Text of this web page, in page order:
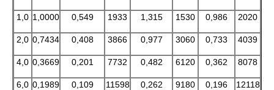
1,0 1,0000 0,549 1933 1,315 1530 0,986 2020
2,0 0,7434 0,408 3866 0,977 3060 0,733 4039
4,0 0,3669 0,201 7732 0,482 6120 0,362 8078
6,0 0,1989 0,109 11598 0,262 9180 0,196 12118